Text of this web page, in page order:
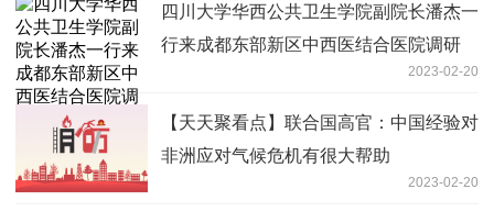
四川大学华西公共卫生学院副院长潘杰一
行来成都东部新区中西医结合医院调研
2023-02-20
【天天聚看点】联合国高官：中国经验对
非洲应对气候危机有很大帮助
2023-02-20